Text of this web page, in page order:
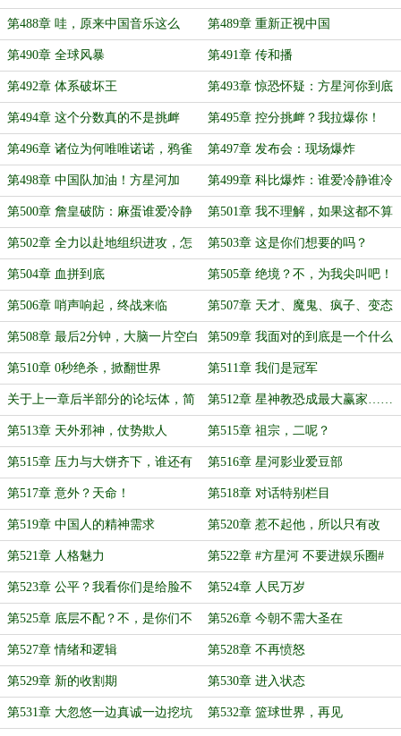
第488章 哇，原来中国音乐这么
棒？
第489章 重新正视中国
第490章 全球风暴 第491章 传和播
第492章 体系破坏王 第493章 惊恐怀疑：方星河你到底
想干啥？
第494章 这个分数真的不是挑衅
吗？
第495章 控分挑衅？我拉爆你！
第496章 诸位为何唯唯诺诺，鸦雀
无声？
第497章 发布会：现场爆炸
第498章 中国队加油！方星河加
油！
第499章 科比爆炸：谁爱冷静谁冷
静！
第500章 詹皇破防：麻蛋谁爱冷静
谁冷静！
第501章 我不理解，如果这都不算
爱
第502章 全力以赴地组织进攻，怎
么不算battle呢？
第503章 这是你们想要的吗？
第504章 血拼到底 第505章 绝境？不，为我尖叫吧！
第506章 哨声响起，终战来临 第507章 天才、魔鬼、疯子、变态
第508章 最后2分钟，大脑一片空白 第509章 我面对的到底是一个什么
玩意？！
第510章 0秒绝杀，掀翻世界 第511章 我们是冠军
关于上一章后半部分的论坛体，简
单解释一下
第512章 星神教恐成最大赢家……
第513章 天外邪神，仗势欺人 第515章 祖宗，二呢？
第515章 压力与大饼齐下，谁还有
意见？
第516章 星河影业爱豆部
第517章 意外？天命！ 第518章 对话特别栏目
第519章 中国人的精神需求 第520章 惹不起他，所以只有改
变。
第521章 人格魅力 第522章 #方星河 不要进娱乐圈#
第523章 公平？我看你们是给脸不
要
第524章 人民万岁
第525章 底层不配？不，是你们不
配
第526章 今朝不需大圣在
第527章 情绪和逻辑 第528章 不再愤怒
第529章 新的收割期 第530章 进入状态
第531章 大忽悠一边真诚一边挖坑 第532章 篮球世界，再见